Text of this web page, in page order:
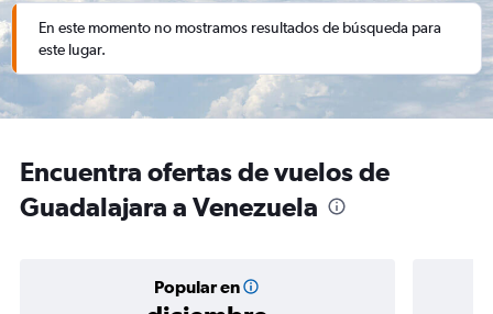
En este momento no mostramos resultados de búsqueda para
este lugar.
Encuentra ofertas de vuelos de
Guadalajara a Venezuela
Popular en